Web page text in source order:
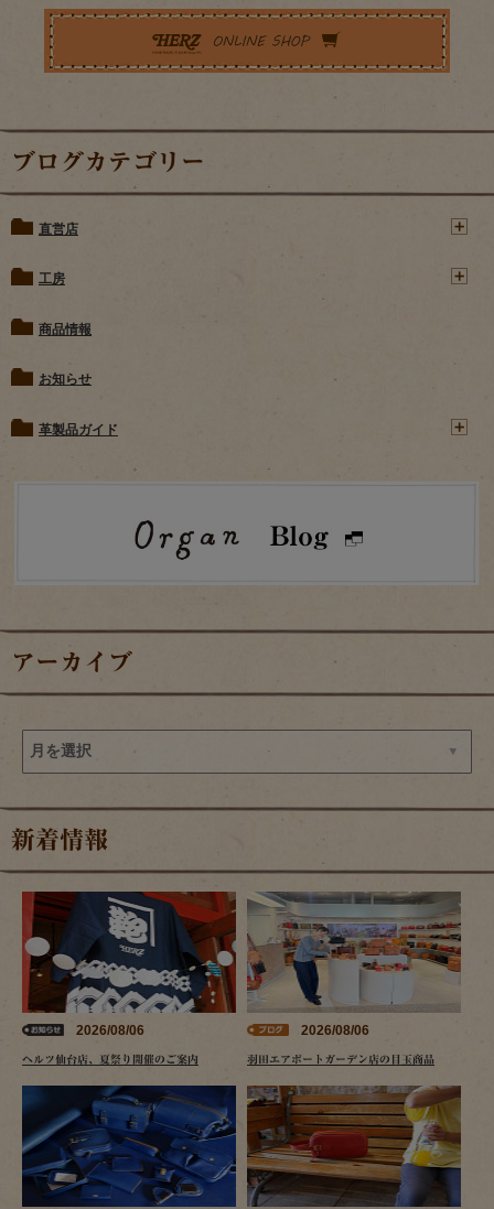
ブログカテゴリー
直営店
工房
商品情報
お知らせ
革製品ガイド
アーカイブ
新着情報
2026/08/06
ヘルツ仙台店、夏祭り開催のご案内
2026/08/06
羽田エアポートガーデン店の目玉商品